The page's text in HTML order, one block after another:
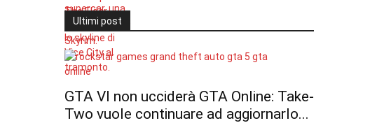
Ultimi post
GTA VI non ucciderà GTA Online: Take-
Two vuole continuare ad aggiornarlo...